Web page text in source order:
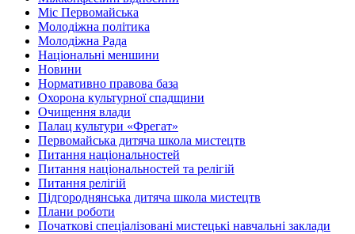
Міс Первомайська
Молодіжна політика
Молодіжна Рада
Національні меншини
Новини
Нормативно правова база
Охорона культурної спадщини
Очищення влади
Палац культури «Фрегат»
Первомайська дитяча школа мистецтв
Питання національностей
Питання національностей та релігій
Питання релігій
Підгороднянська дитяча школа мистецтв
Плани роботи
Початкові спеціалізовані мистецькі навчальні заклади